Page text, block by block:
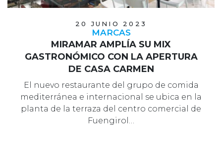
20 JUNIO 2023
MARCAS
MIRAMAR AMPLÍA SU MIX
GASTRONÓMICO CON LA APERTURA
DE CASA CARMEN
El nuevo restaurante del grupo de comida
mediterránea e internacional se ubica en la
planta de la terraza del centro comercial de
Fuengirol…